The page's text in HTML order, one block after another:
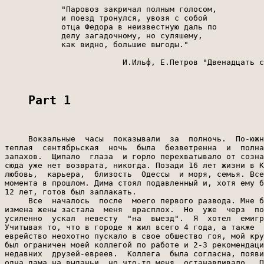
            "Паровоз закричал полным голосом,
            и поезд тронулся, увозя с собой
            отца Федора в неизвестную даль по
            делу загадочному, но суляшему,
            как видно, большие выгоды."
И.Ильф, Е.Петров "Двенадцать
Part 1